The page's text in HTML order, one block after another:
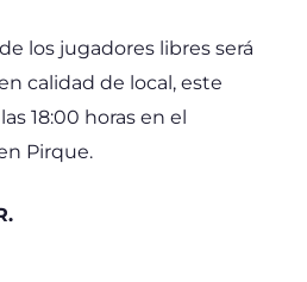
los jugadores libres será
calidad de local, este
18:00 horas en el
Pirque.